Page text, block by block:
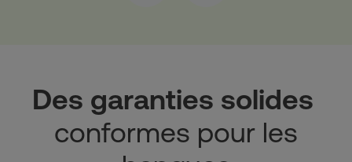
Des garanties solides
conformes pour les